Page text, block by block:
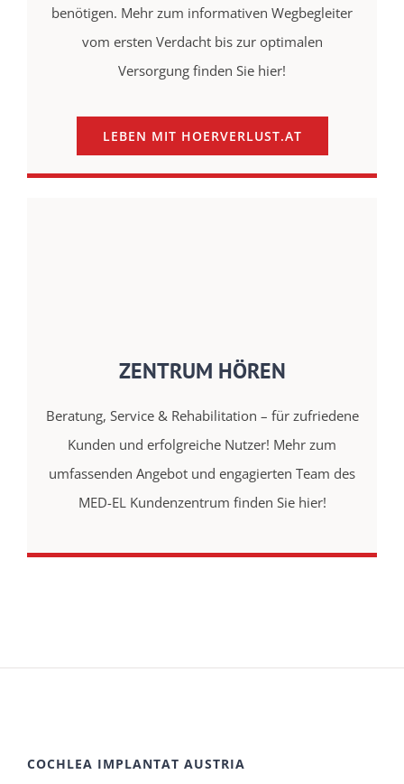
benötigen. Mehr zum informativen Wegbegleiter
vom ersten Verdacht bis zur optimalen
Versorgung finden Sie hier!
LEBEN MIT HOERVERLUST.AT
ZENTRUM HÖREN
Beratung, Service & Rehabilitation – für zufriedene
Kunden und erfolgreiche Nutzer! Mehr zum
umfassenden Angebot und engagierten Team des
MED-EL Kundenzentrum finden Sie hier!
COCHLEA IMPLANTAT AUSTRIA